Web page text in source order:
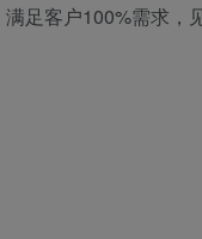
足客户100%需求，